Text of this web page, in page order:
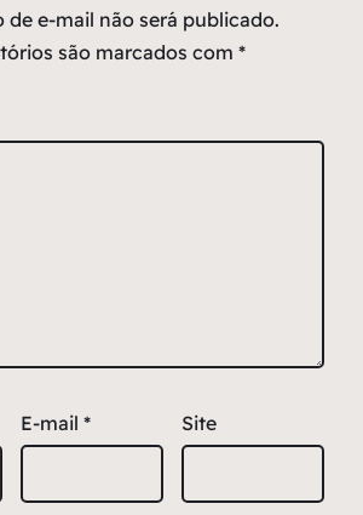
de e-mail não será publicado.
são marcados com *
E-mail * Site